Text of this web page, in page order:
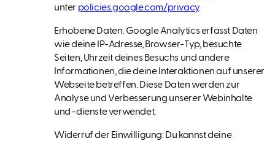
unter policies.google.com/privacy.
Erhobene Daten: Google Analytics erfasst Daten
wie deine IP-Adresse, Browser-Typ, besuchte
Seiten, Uhrzeit deines Besuchs und andere
Informationen, die deine Interaktionen auf unserer
Webseite betreffen. Diese Daten werden zur
Analyse und Verbesserung unserer Webinhalte
und -dienste verwendet.
Widerruf der Einwilligung: Du kannst deine